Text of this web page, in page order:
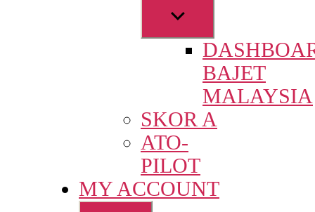
Show
sub
menu
BAJET
MALAYSIA
SKOR A
ATO-
PILOT
MY ACCOUNT